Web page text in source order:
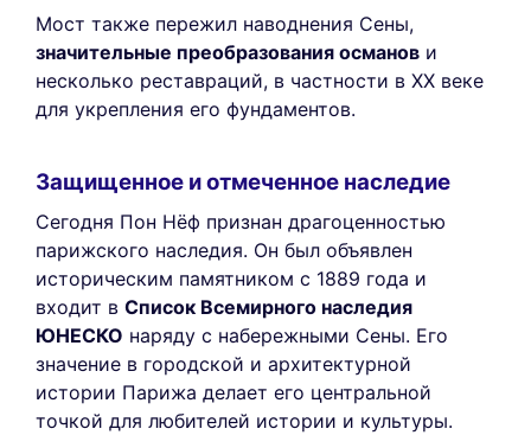
Мост также пережил наводнения Сены,
значительные преобразования османов и
несколько реставраций, в частности в XX веке
для укрепления его фундаментов.
Защищенное и отмеченное наследие
Сегодня Пон Нёф признан драгоценностью
парижского наследия. Он был объявлен
историческим памятником с 1889 года и
входит в Список Всемирного наследия
ЮНЕСКО наряду с набережными Сены. Его
значение в городской и архитектурной
истории Парижа делает его центральной
точкой для любителей истории и культуры.